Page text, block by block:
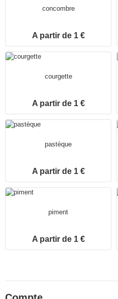
concombre
A partir de 1 €
courgette
A partir de 1 €
pastèque
A partir de 1 €
piment
A partir de 1 €